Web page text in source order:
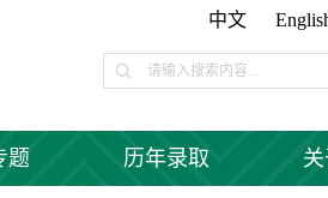
中文
题 历年录取